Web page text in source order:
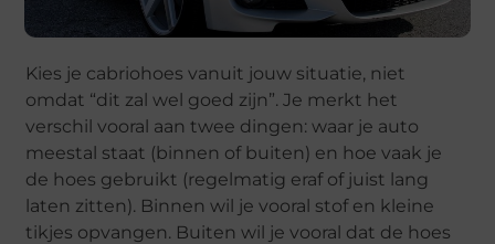
Kies je cabriohoes vanuit jouw situatie, niet
omdat “dit zal wel goed zijn”. Je merkt het
verschil vooral aan twee dingen: waar je auto
meestal staat (binnen of buiten) en hoe vaak je
de hoes gebruikt (regelmatig eraf of juist lang
laten zitten). Binnen wil je vooral stof en kleine
tikjes opvangen. Buiten wil je vooral dat de hoes